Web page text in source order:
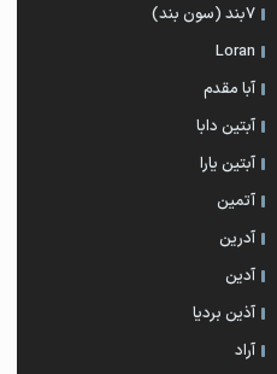
۷بند (سون بند)
Loran
آبا مقدم
آبتین دابا
آبتین یارا
آتمین
آدرین
آدین
آذین بردیا
آراد